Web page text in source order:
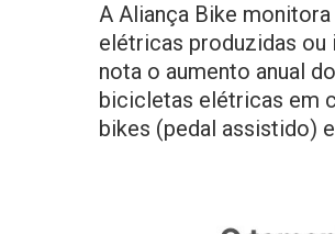
A Aliança Bike
elétricas produzidas ou
nota o aumento anual
bicicletas elétricas em
bikes (pedal assistido)